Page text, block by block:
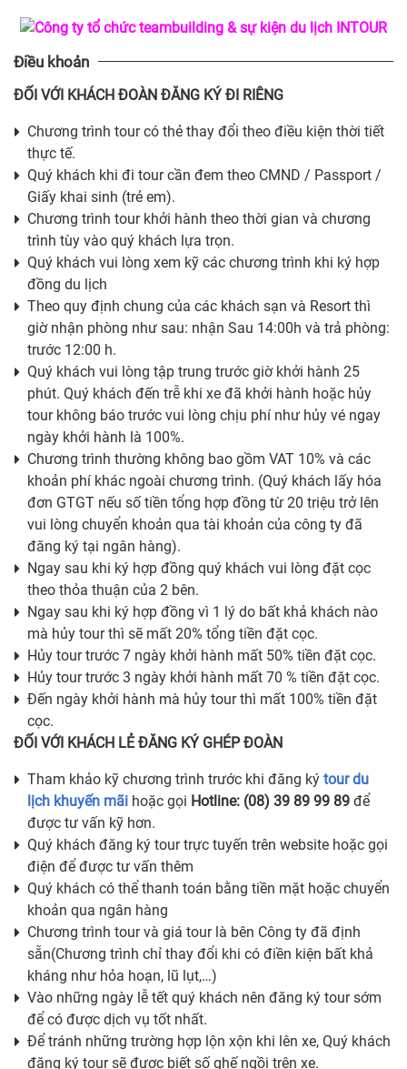
Điều khoản
ĐỐI VỚI KHÁCH ĐOÀN ĐĂNG KÝ ĐI RIÊNG
Chương trình tour có thẻ thay đổi theo điều kiện thời tiết
thực tế.
Quý khách khi đi tour cần đem theo CMND / Passport /
Giấy khai sinh (trẻ em).
Chương trình tour khởi hành theo thời gian và chương
trình tùy vào quý khách lựa trọn.
Quý khách vui lòng xem kỹ các chương trình khi ký hợp
đồng du lịch
Theo quy định chung của các khách sạn và Resort thì
giờ nhận phòng như sau: nhận Sau 14:00h và trả phòng:
trước 12:00 h.
Quý khách vui lòng tập trung trước giờ khởi hành 25
phút. Quý khách đến trễ khi xe đã khởi hành hoặc hủy
tour không báo trước vui lòng chịu phí như hủy vé ngay
ngày khởi hành là 100%.
Chương trình thường không bao gồm VAT 10% và các
khoản phí khác ngoài chương trình. (Quý khách lấy hóa
đơn GTGT nếu số tiền tổng hợp đồng từ 20 triệu trở lên
vui lòng chuyển khoản qua tài khoản của công ty đã
đăng ký tại ngân hàng).
Ngay sau khi ký hợp đồng quý khách vui lòng đặt cọc
theo thỏa thuận của 2 bên.
Ngay sau khi ký hợp đồng vì 1 lý do bất khả khách nào
mà hủy tour thì sẽ mất 20% tổng tiền đặt cọc.
Hủy tour trước 7 ngày khởi hành mất 50% tiền đặt cọc.
Hủy tour trước 3 ngày khởi hành mất 70 % tiền đặt cọc.
Đến ngày khởi hành mà hủy tour thì mất 100% tiền đặt
cọc.
ĐỐI VỚI KHÁCH LẺ ĐĂNG KÝ GHÉP ĐOÀN
Tham khảo kỹ chương trình trước khi đăng ký tour du
lịch khuyến mãi hoặc gọi Hotline: (08) 39 89 99 89 để
được tư vấn kỹ hơn.
Quý khách đăng ký tour trực tuyến trên website hoặc gọi
điện để được tư vấn thêm
Quý khách có thể thanh toán bằng tiền mặt hoặc chuyển
khoản qua ngân hàng
Chương trình tour và giá tour là bên Công ty đã định
sẵn(Chương trình chỉ thay đổi khi có điền kiện bất khả
kháng như hỏa hoạn, lũ lụt,…)
Vào những ngày lễ tết quý khách nên đăng ký tour sớm
để có được dịch vụ tốt nhất.
Để tránh những trường hợp lộn xộn khi lên xe, Quý khách
đăng ký tour sẽ được biết số ghế ngồi trên xe.